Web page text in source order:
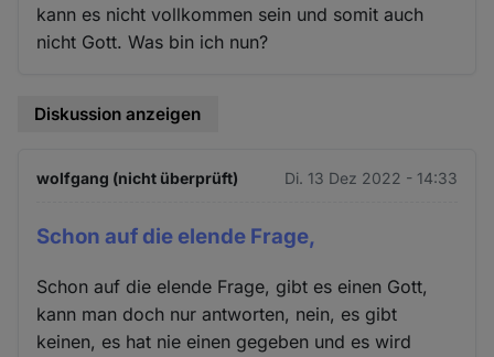
kann es nicht vollkommen sein und somit auch
nicht Gott. Was bin ich nun?
Diskussion anzeigen
wolfgang (nicht überprüft) Di. 13 Dez 2022 - 14:33
Schon auf die elende Frage,
Schon auf die elende Frage, gibt es einen Gott,
kann man doch nur antworten, nein, es gibt
keinen, es hat nie einen gegeben und es wird